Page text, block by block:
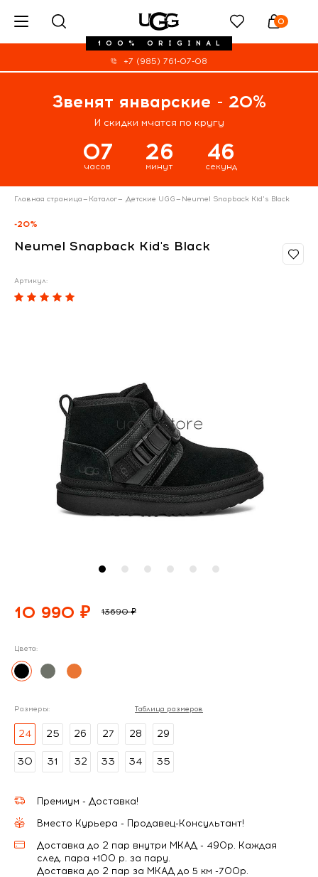
100% ORIGINAL
0
+7 (985) 761-07-08
Звенят январские - 20%
И скидки мчатся по кругу
07
часов
26
минут
46
секунд
Главная страница— Каталог— Детские UGG— Neumel Snapback Kid's Black
-20%
Neumel Snapback Kid's Black
Артикул:
10 990 ₽ 13690 ₽
Цвета:
Размеры: Таблица размеров
24 25 26 27 28 29
30 31 32 33 34 35
Премиум - Доставка!
Вместо Курьера - Продавец-Консультант!
Доставка до 2 пар внутри МКАД - 490р. Каждая
след. пара +100 р. за пару.
Доставка до 2 пар за МКАД до 5 км -700р.